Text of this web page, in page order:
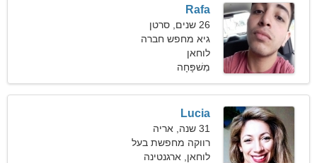
Rafa
26 שנים, סרטן
גיא מחפש חברה
לוחאן
מִשׁפָּחָה
Lucia
31 שנה, אריה
רווקה מחפשת בעל
לוחאן, ארגנטינה